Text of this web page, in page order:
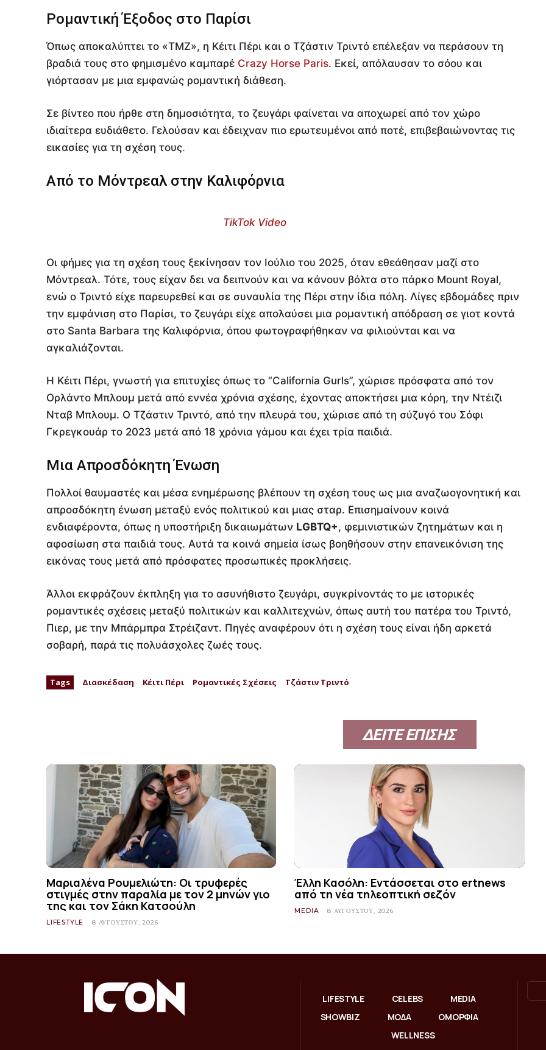
Ρομαντική Έξοδος στο Παρίσι
Όπως αποκαλύπτει το «TMZ», η Κέιτι Πέρι και ο Τζάστιν Τριντό επέλεξαν να περάσουν τη
βραδιά τους στο φημισμένο καμπαρέ Crazy Horse Paris. Εκεί, απόλαυσαν το σόου και
γιόρτασαν με μια εμφανώς ρομαντική διάθεση.
Σε βίντεο που ήρθε στη δημοσιότητα, το ζευγάρι φαίνεται να αποχωρεί από τον χώρο
ιδιαίτερα ευδιάθετο. Γελούσαν και έδειχναν πιο ερωτευμένοι από ποτέ, επιβεβαιώνοντας τις
εικασίες για τη σχέση τους.
Από το Μόντρεαλ στην Καλιφόρνια
TikTok Video
Οι φήμες για τη σχέση τους ξεκίνησαν τον Ιούλιο του 2025, όταν εθεάθησαν μαζί στο
Μόντρεαλ. Τότε, τους είχαν δει να δειπνούν και να κάνουν βόλτα στο πάρκο Mount Royal,
ενώ ο Τριντό είχε παρευρεθεί και σε συναυλία της Πέρι στην ίδια πόλη. Λίγες εβδομάδες πριν
την εμφάνιση στο Παρίσι, το ζευγάρι είχε απολαύσει μια ρομαντική απόδραση σε γιοτ κοντά
στο Santa Barbara της Καλιφόρνια, όπου φωτογραφήθηκαν να φιλιούνται και να
αγκαλιάζονται.
Η Κέιτι Πέρι, γνωστή για επιτυχίες όπως το “California Gurls”, χώρισε πρόσφατα από τον
Ορλάντο Μπλουμ μετά από εννέα χρόνια σχέσης, έχοντας αποκτήσει μια κόρη, την Ντέιζι
Νταβ Μπλουμ. Ο Τζάστιν Τριντό, από την πλευρά του, χώρισε από τη σύζυγό του Σόφι
Γκρεγκουάρ το 2023 μετά από 18 χρόνια γάμου και έχει τρία παιδιά.
Μια Απροσδόκητη Ένωση
Πολλοί θαυμαστές και μέσα ενημέρωσης βλέπουν τη σχέση τους ως μια αναζωογονητική και
απροσδόκητη ένωση μεταξύ ενός πολιτικού και μιας σταρ. Επισημαίνουν κοινά
ενδιαφέροντα, όπως η υποστήριξη δικαιωμάτων LGBTQ+, φεμινιστικών ζητημάτων και η
αφοσίωση στα παιδιά τους. Αυτά τα κοινά σημεία ίσως βοηθήσουν στην επανεικόνιση της
εικόνας τους μετά από πρόσφατες προσωπικές προκλήσεις.
Άλλοι εκφράζουν έκπληξη για το ασυνήθιστο ζευγάρι, συγκρίνοντάς το με ιστορικές
ρομαντικές σχέσεις μεταξύ πολιτικών και καλλιτεχνών, όπως αυτή του πατέρα του Τριντό,
Πιερ, με την Μπάρμπρα Στρέιζαντ. Πηγές αναφέρουν ότι η σχέση τους είναι ήδη αρκετά
σοβαρή, παρά τις πολυάσχολες ζωές τους.
Tags Διασκέδαση Κέιτι Πέρι Ρομαντικές Σχέσεις Τζάστιν Τριντό
ΔΕΙΤΕ ΕΠΙΣΗΣ
Μαριαλένα Ρουμελιώτη: Οι τρυφερές
στιγμές στην παραλία με τον 2 μηνών γιο
της και τον Σάκη Κατσούλη
LIFESTYLE 8 ΑΥΓΟΎΣΤΟΥ, 2026
Έλλη Κασόλη: Εντάσσεται στο ertnews
από τη νέα τηλεοπτική σεζόν
MEDIA 8 ΑΥΓΟΎΣΤΟΥ, 2026
LIFESTYLE CELEBS
MEDIA
SHOWBIZ
ΜΟΔΑ
ΟΜΟΡΦΙΑ
WELLNESS